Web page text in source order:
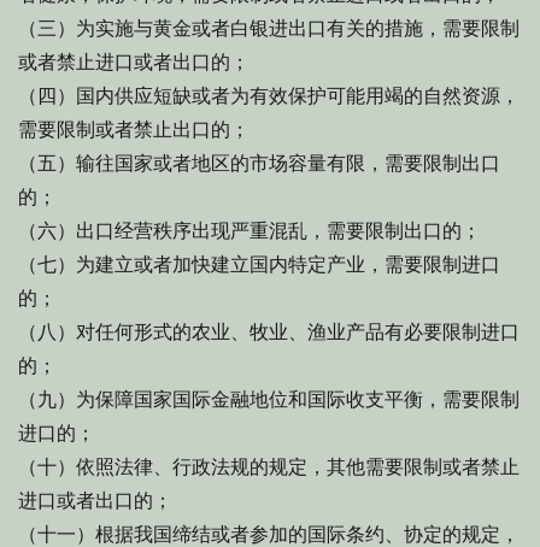
（三）为实施与黄金或者白银进出口有关的措施，需要限制
或者禁止进口或者出口的；
（四）国内供应短缺或者为有效保护可能用竭的自然资源，
需要限制或者禁止出口的；
（五）输往国家或者地区的市场容量有限，需要限制出口
的；
（六）出口经营秩序出现严重混乱，需要限制出口的；
（七）为建立或者加快建立国内特定产业，需要限制进口
的；
（八）对任何形式的农业、牧业、渔业产品有必要限制进口
的；
（九）为保障国家国际金融地位和国际收支平衡，需要限制
进口的；
（十）依照法律、行政法规的规定，其他需要限制或者禁止
进口或者出口的；
（十一）根据我国缔结或者参加的国际条约、协定的规定，